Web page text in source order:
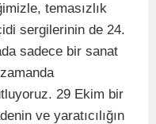
temasızlık
sergilerinin de 24.
sadece bir sanat
29 Ekim bir
ve yaratıcılığın